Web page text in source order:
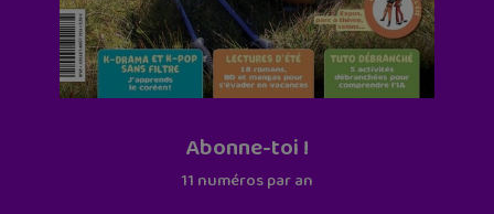
Abonne-toi !
11 numéros par an